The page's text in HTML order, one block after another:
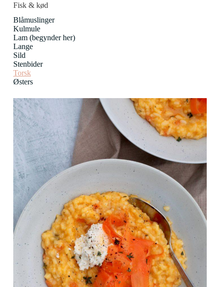
Fisk & kød
Blåmuslinger
Kulmule
Lam (begynder her)
Lange
Sild
Stenbider
Torsk
Østers